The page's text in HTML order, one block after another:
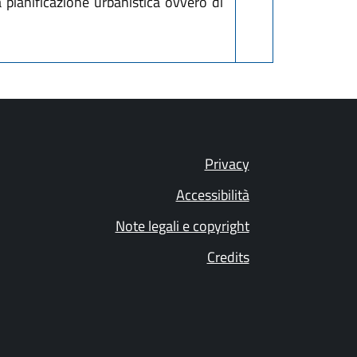
Privacy
Accessibilità
Note legali e copyright
Credits